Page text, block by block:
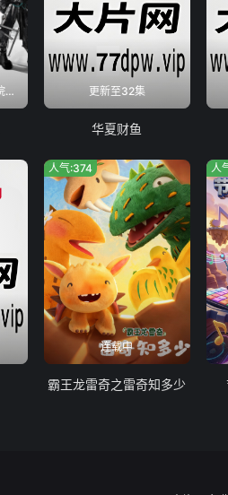
改编小说《我在精神病院学斩神》,第一季已完结 更新至32集
华夏财鱼
连载中
人气:374
霸王龙雷奇之雷奇知多少
人